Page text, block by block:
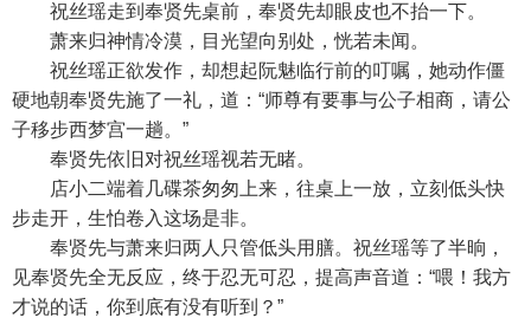
祝丝瑶走到奉贤先桌前，奉贤先却眼皮也不抬一下。
萧来归神情冷漠，目光望向别处，恍若未闻。
祝丝瑶正欲发作，却想起阮魅临行前的叮嘱，她动作僵
硬地朝奉贤先施了一礼，道：“师尊有要事与公子相商，请公
子移步西梦宫一趟。”
奉贤先依旧对祝丝瑶视若无睹。
店小二端着几碟茶匆匆上来，往桌上一放，立刻低头快
步走开，生怕卷入这场是非。
奉贤先与萧来归两人只管低头用膳。祝丝瑶等了半晌，
见奉贤先全无反应，终于忍无可忍，提高声音道：“喂！我方
才说的话，你到底有没有听到？”